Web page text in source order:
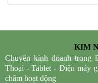
KIM
Chuyên kinh doanh trong
Thoại - Tablet - Điện máy
châm hoạt động